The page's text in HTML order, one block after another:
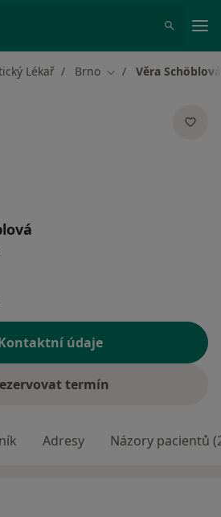
Lékař Brno Změna města
Věra Schöblová
údaje
termín
Adresy Názory pacientů